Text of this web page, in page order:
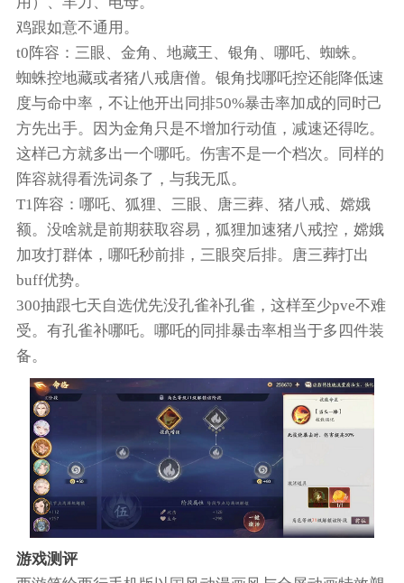
鸡跟如意不通用。
t0阵容：三眼、金角、地藏王、银角、哪吒、蜘蛛。
蜘蛛控地藏或者猪八戒唐僧。银角找哪吒控还能降低速
度与命中率，不让他开出同排50%暴击率加成的同时己
方先出手。因为金角只是不增加行动值，减速还得吃。
这样己方就多出一个哪吒。伤害不是一个档次。同样的
阵容就得看洗词条了，与我无瓜。
T1阵容：哪吒、狐狸、三眼、唐三葬、猪八戒、嫦娥
额。没啥就是前期获取容易，狐狸加速猪八戒控，嫦娥
加攻打群体，哪吒秒前排，三眼突后排。唐三葬打出
buff优势。
300抽跟七天自选优先没孔雀补孔雀，这样至少pve不难
受。有孔雀补哪吒。哪吒的同排暴击率相当于多四件装
备。
游戏测评